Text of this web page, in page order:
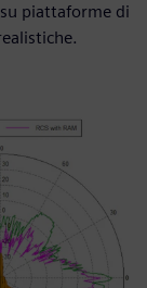
piattaforme di